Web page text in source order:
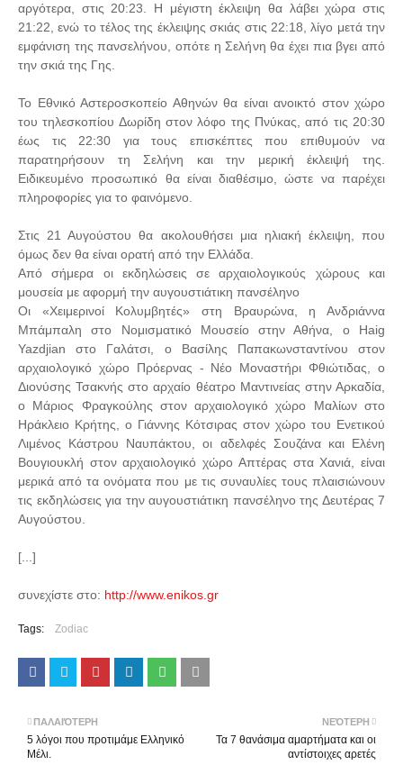
αργότερα, στις 20:23. Η μέγιστη έκλειψη θα λάβει χώρα στις
21:22, ενώ το τέλος της έκλειψης σκιάς στις 22:18, λίγο μετά την
εμφάνιση της πανσελήνου, οπότε η Σελήνη θα έχει πια βγει από
την σκιά της Γης.
Το Εθνικό Αστεροσκοπείο Αθηνών θα είναι ανοικτό στον χώρο
του τηλεσκοπίου Δωρίδη στον λόφο της Πνύκας, από τις 20:30
έως τις 22:30 για τους επισκέπτες που επιθυμούν να
παρατηρήσουν τη Σελήνη και την μερική έκλειψή της.
Ειδικευμένο προσωπικό θα είναι διαθέσιμο, ώστε να παρέχει
πληροφορίες για το φαινόμενο.
Στις 21 Αυγούστου θα ακολουθήσει μια ηλιακή έκλειψη, που
όμως δεν θα είναι ορατή από την Ελλάδα.
Από σήμερα οι εκδηλώσεις σε αρχαιολογικούς χώρους και
μουσεία με αφορμή την αυγουστιάτικη πανσέληνο
Οι «Χειμερινοί Κολυμβητές» στη Βραυρώνα, η Ανδριάννα
Μπάμπαλη στο Νομισματικό Μουσείο στην Αθήνα, ο Haig
Yazdjian στο Γαλάτσι, ο Βασίλης Παπακωνσταντίνου στον
αρχαιολογικό χώρο Πρόερνας - Νέο Μοναστήρι Φθιώτιδας, ο
Διονύσης Τσακνής στο αρχαίο θέατρο Μαντινείας στην Αρκαδία,
ο Μάριος Φραγκούλης στον αρχαιολογικό χώρο Μαλίων στο
Ηράκλειο Κρήτης, ο Γιάννης Κότσιρας στον χώρο του Ενετικού
Λιμένος Κάστρου Ναυπάκτου, οι αδελφές Σουζάνα και Ελένη
Βουγιουκλή στον αρχαιολογικό χώρο Απτέρας στα Χανιά, είναι
μερικά από τα ονόματα που με τις συναυλίες τους πλαισιώνουν
τις εκδηλώσεις για την αυγουστιάτικη πανσέληνο της Δευτέρας 7
Αυγούστου.
[...]
συνεχίστε στο: http://www.enikos.gr
Tags: Zodiac
ΝΕΌΤΕΡΗ
Τα 7 θανάσιμα αμαρτήματα και οι
αντίστοιχες αρετές
ΠΑΛΑΙΌΤΕΡΗ
5 λόγοι που προτιμάμε Ελληνικό
Μέλι.